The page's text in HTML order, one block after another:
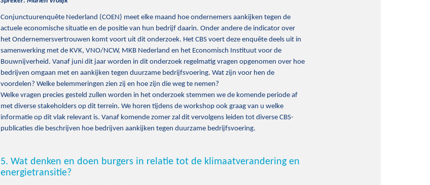
Conjunctuurenquête Nederland (COEN) meet elke maand hoe ondernemers aankijken tegen de
actuele economische situatie en de positie van hun bedrijf daarin. Onder andere de indicator over
het Ondernemersvertrouwen komt voort uit dit onderzoek. Het CBS voert deze enquête deels uit in
samenwerking met de KVK, VNO/NCW, MKB Nederland en het Economisch Instituut voor de
Bouwnijverheid. Vanaf juni dit jaar worden in dit onderzoek regelmatig vragen opgenomen over hoe
bedrijven omgaan met en aankijken tegen duurzame bedrijfsvoering. Wat zijn voor hen de
voordelen? Welke belemmeringen zien zij en hoe zijn die weg te nemen?
Welke vragen precies gesteld zullen worden in het onderzoek stemmen we de komende periode af
met diverse stakeholders op dit terrein. We horen tijdens de workshop ook graag van u welke
informatie op dit vlak relevant is. Vanaf komende zomer zal dit vervolgens leiden tot diverse CBS-
publicaties die beschrijven hoe bedrijven aankijken tegen duurzame bedrijfsvoering.
5. Wat denken en doen burgers in relatie tot de klimaatverandering en
energietransitie?